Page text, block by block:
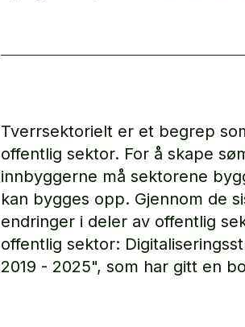
Tverrsektorielt er et begrep
offentlig sektor. For å skape
innbyggerne må sektorene
kan bygges opp. Gjennom de
endringer i deler av offentlig
offentlig sektor:
2019 - 2025", som har gitt en